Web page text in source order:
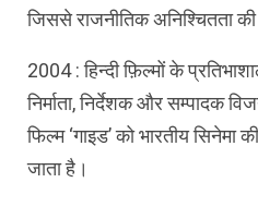
जिससे राजनीतिक अनिश्चितता की
2004 : हिन्दी फ़िल्मों के
निर्माता, निर्देशक और सम्पादक
फिल्म ‘गाइड’ को भारतीय सिनेमा
जाता है।